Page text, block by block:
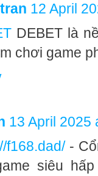
12 April
DEBET là
chơi game
13 April 2025
f168.dad/-
siêu